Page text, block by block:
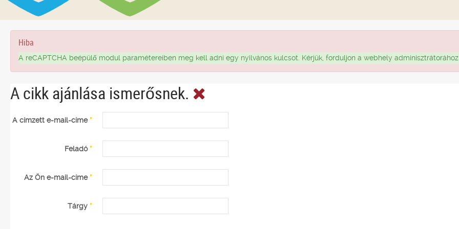
Hiba
A reCAPTCHA beépülő modul paramétereiben meg kell adni egy nyilvános kulcsot. Kérjük, forduljon a webhely
A cikk ajánlása ismerősnek.
A címzett e-mail-címe*
Feladó*
Az Ön e-mail-címe*
Tárgy *